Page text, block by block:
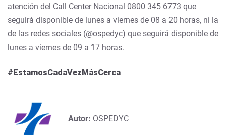
atención del Call Center Nacional 0800 345 6773 que
seguirá disponible de lunes a viernes de 08 a 20 horas, ni la
de las redes sociales (@ospedyc) que seguirá disponible de
lunes a viernes de 09 a 17 horas.
#EstamosCadaVezMásCerca
Autor: OSPEDYC